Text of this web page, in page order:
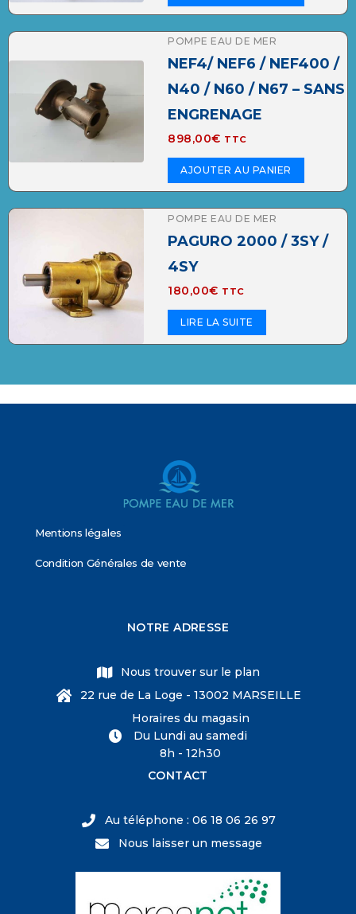
POMPE EAU DE MER
NEF4/ NEF6 / NEF400 /
N40 / N60 / N67 – SANS
ENGRENAGE
898,00€ TTC
AJOUTER AU PANIER
POMPE EAU DE MER
PAGURO 2000 / 3SY /
4SY
180,00€ TTC
LIRE LA SUITE
Mentions légales
Condition Générales de vente
NOTRE ADRESSE
Nous trouver sur le plan
22 rue de La Loge - 13002 MARSEILLE
Horaires du magasin
Du Lundi au samedi
8h - 12h30
CONTACT
Au téléphone : 06 18 06 26 97
Nous laisser un message